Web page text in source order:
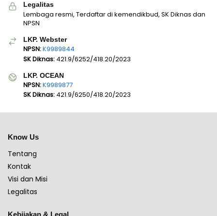
Legalitas
Lembaga resmi, Terdaftar di kemendikbud, SK Diknas dan
NPSN
LKP. Webster
NPSN:K9989844
SK Diknas: 421.9/6252/418.20/2023
LKP. OCEAN
NPSN:K9989877
SK Diknas: 421.9/6250/418.20/2023
Know Us
Tentang
Kontak
Visi dan Misi
Legalitas
Kebijakan & Legal